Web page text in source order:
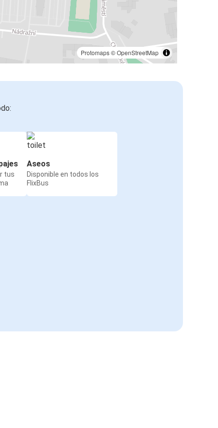
Protomaps©OpenStreetMap
tus
Aseos
Disponible en todos los
FlixBus